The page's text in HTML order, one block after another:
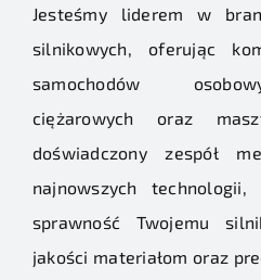
Jesteśmy liderem w
silnikowych, oferując
samochodów
ciężarowych oraz
doświadczony zespół
najnowszych
sprawność Twojemu
jakości materiałom oraz